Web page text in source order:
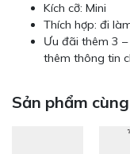
Kích cỡ: Mini
Thích hợp: đi
Ưu đãi thêm 3
thêm thông tin
Sản phẩm